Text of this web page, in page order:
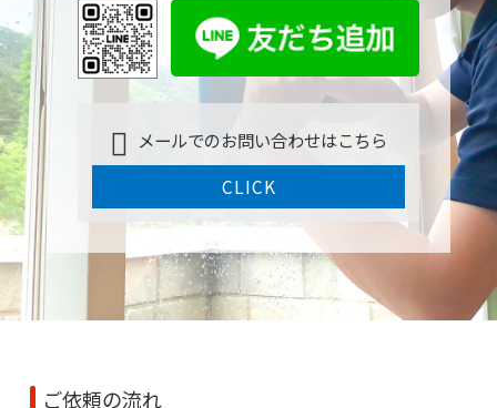
メールでのお問い合わせはこちら
CLICK
ご依頼の流れ